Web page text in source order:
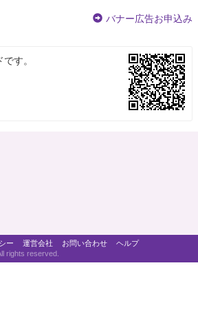
バナー広告お申込み
す。
ー 運営会社 お問い合わせ
ヘルプ
rights reserved.